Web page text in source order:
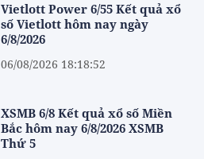
Vietlott Power 6/55 Kết quả xổ
số Vietlott hôm nay ngày
6/8/2026
06/08/2026 18:18:52
XSMB 6/8 Kết quả xổ số Miền
Bắc hôm nay 6/8/2026 XSMB
Thứ 5